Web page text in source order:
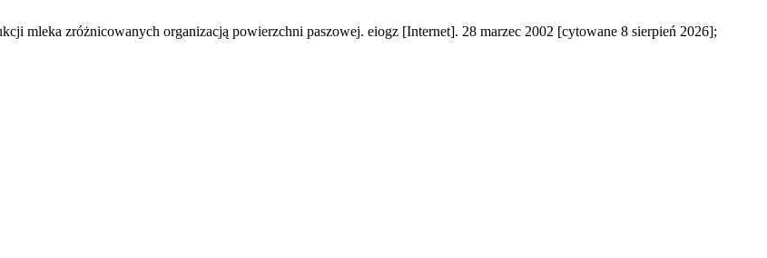
mleka zróżnicowanych organizacją powierzchni paszowej. eiogz [Internet]. 28 marzec 2002 [cytowane 8 sierpień 2026];